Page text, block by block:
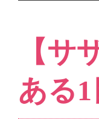
【サ
ある1